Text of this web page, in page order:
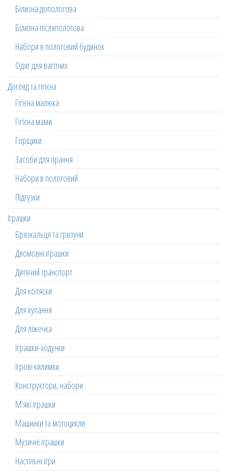
Білизна допологова
Білизна післяпологова
Набори в пологовий будинок
Одяг для вагітних
Догляд та гігієна
Гігієна малюка
Гігієна мами
Горщики
Засоби для прання
Набори в пологовий
Підгузки
Іграшки
Брязкальця та гризуни
Двомовні іграшки
Дитячий транспорт
Для коляски
Для купання
Для ліжечка
Іграшки-ходунки
Ігрові килимки
Конструктори, набори
М'які іграшки
Машинки та мотоцикли
Музичні іграшки
Настільні ігри